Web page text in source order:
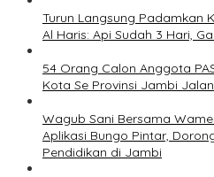
Turun Langsung Padamkan
Al Haris: Api Sudah 3 Hari,
54 Orang Calon Anggota
Kota Se Provinsi Jambi
Wagub Sani Bersama
Aplikasi Bungo Pintar,
Pendidikan di Jambi